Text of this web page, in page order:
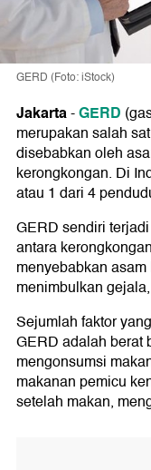
GERD (Foto: iStock)
Jakarta-GERD
merupakan salah
disebabkan oleh
kerongkongan. Di
atau 1 dari 4
GERD sendiri
antara
menyebabkan
menimbulkan
Sejumlah faktor
GERD adalah berat
mengonsumsi
makanan pemicu
setelah makan,